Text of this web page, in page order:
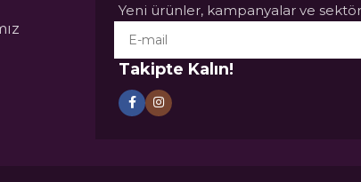
Yeni ürünler, kampanyalar ve
Takipte Kalın!